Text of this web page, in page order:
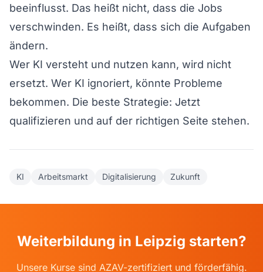
beeinflusst. Das heißt nicht, dass die Jobs
verschwinden. Es heißt, dass sich die Aufgaben
ändern.
Wer KI versteht und nutzen kann, wird nicht
ersetzt. Wer KI ignoriert, könnte Probleme
bekommen. Die beste Strategie: Jetzt
qualifizieren und auf der richtigen Seite stehen.
KI Arbeitsmarkt Digitalisierung Zukunft
Weiterbildung in Leipzig starten?
Unsere Kurse sind AZAV-zertifiziert und förderfähig.